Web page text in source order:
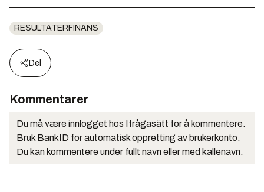
RESULTATERFINANS
Del
Kommentarer
Du må være innlogget hos Ifrågasätt for å kommentere.
Bruk BankID for automatisk oppretting av brukerkonto.
Du kan kommentere under fullt navn eller med kallenavn.